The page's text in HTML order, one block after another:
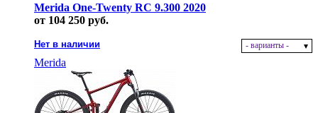
Merida One-Twenty RC 9.300 2020
от 104 250 руб.
Нет в наличии - варианты -
Merida